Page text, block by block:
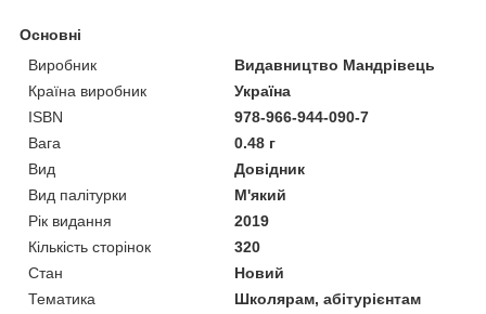
Основні
Виробник
Видавництво Мандрівець
Країна виробник
Україна
ISBN
978-966-944-090-7
Вага
0.48 г
Вид
Довідник
Вид палітурки
М'який
Рік видання
2019
Кількість сторінок
320
Стан
Новий
Тематика
Школярам, абітурієнтам